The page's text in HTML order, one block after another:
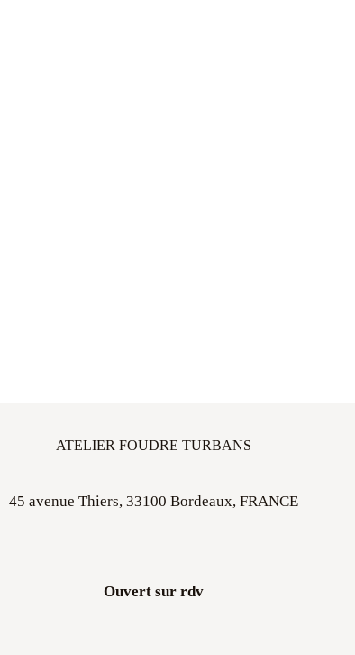
ATELIER FOUDRE TURBANS
45 avenue Thiers, 33100 Bordeaux, FRANCE
Ouvert sur rdv